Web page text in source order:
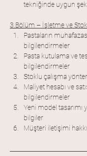
tekniğinde uygun
3.Bölüm – İşletme ve
Pastaların
bilgilendirmeler
Pasta kutulama ve
bilgilendirmeler
Stoklu çalışma
Maliyet hesabı ve
bilgilendirmeler
Yeni model tasarımı
bilgiler
Müşteri iletişimi